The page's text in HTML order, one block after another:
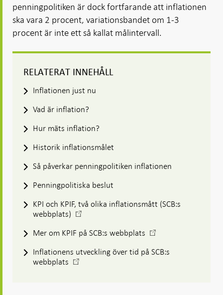
penningpolitiken är dock fortfarande att inflationen
ska vara 2 procent, variationsbandet om 1-3
procent är inte ett så kallat målintervall.
RELATERAT INNEHÅLL
Inflationen just nu
Vad är inflation?
Hur mäts inflation?
Historik inflationsmålet
Så påverkar penningpolitiken inflationen
Penningpolitiska beslut
KPI och KPIF, två olika inflationsmått (SCB:s
webbplats)
i
flik
Mer om KPIF på SCB:s webbplats
i
Inflationens utveckling över tid på SCB:s
webbplats